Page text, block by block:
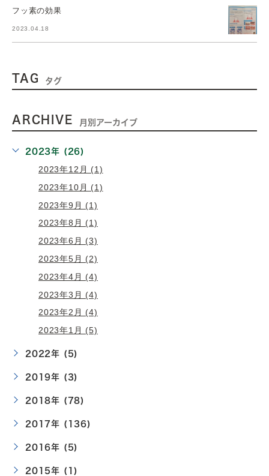
フッ素の効果
2023.04.18
TAG タグ
ARCHIVE 月別アーカイブ
2023年 (26)
2023年12月 (1)
2023年10月 (1)
2023年9月 (1)
2023年8月 (1)
2023年6月 (3)
2023年5月 (2)
2023年4月 (4)
2023年3月 (4)
2023年2月 (4)
2023年1月 (5)
2022年 (5)
2019年 (3)
2018年 (78)
2017年 (136)
2016年 (5)
2015年 (1)